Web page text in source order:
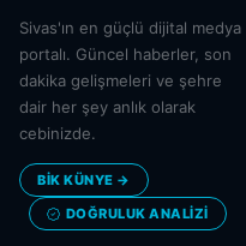
Sivas'ın en güçlü dijital medya
portalı. Güncel haberler, son
dakika gelişmeleri ve şehre
dair her şey anlık olarak
cebinizde.
BİK KÜNYE →
DOĞRULUK ANALIZI